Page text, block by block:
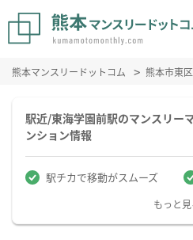
熊本マンスリードットコム 熊本市東区
駅近/東海学園前駅のマンスリー
ンション情報
駅チカで移動がスムーズ
もっと